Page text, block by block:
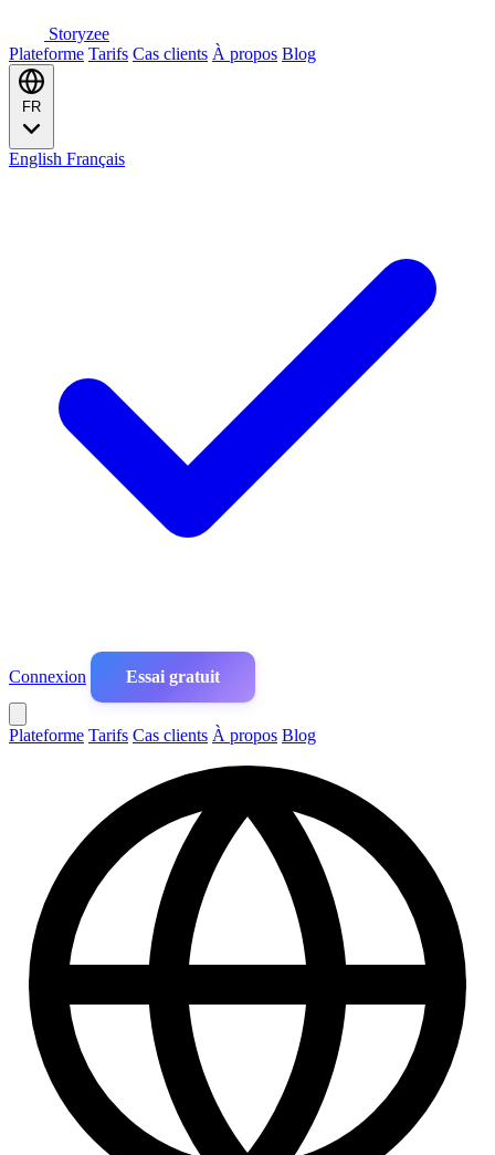
Storyzee
Plateforme Tarifs Cas clients À propos Blog
English Français
Connexion Essai gratuit
Plateforme Tarifs Cas clients À propos Blog